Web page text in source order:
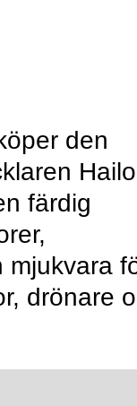
den
färdig
mjukvara
drönare